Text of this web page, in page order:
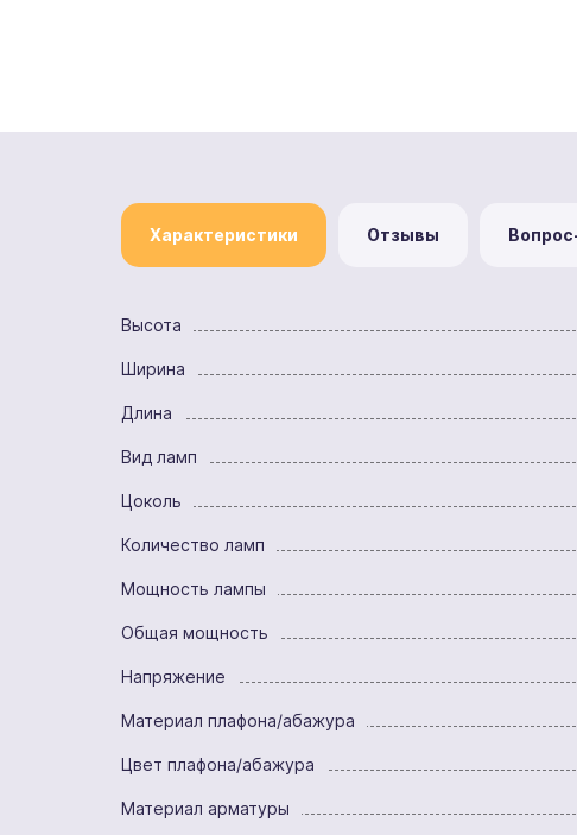
Характеристики Отзывы
Высота
Ширина
Длина
Вид ламп
Цоколь
Количество ламп
Мощность лампы
Общая мощность
Напряжение
Материал плафона/абажура
Цвет плафона/абажура
Материал арматуры